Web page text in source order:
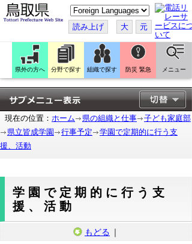
こ
の
ペ
ー
ジ
翻
訳
す
る
読み上げ 大 元
県外の方へ 分野で探す 組織で探す 防災 緊急 メニュー
現在の位置： ホーム 県の組織と仕事
子ども家庭部
県立皆成学園
行事予定
学園で定期的に行う支
援、活動
学園で定期的に行う支
援、活動
もどる ｜